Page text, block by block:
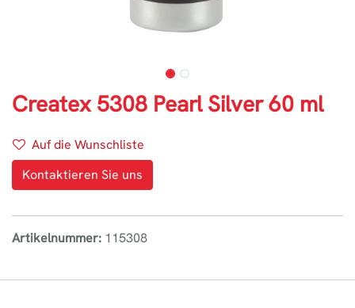
Createx 5308 Pearl Silver 60 ml
Auf die Wunschliste
Kontaktieren Sie uns
Artikelnummer: 115308